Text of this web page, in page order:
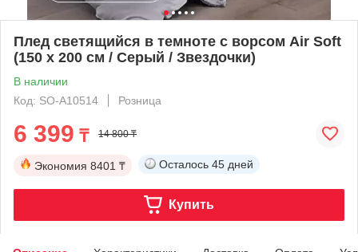
Плед светящийся в темноте с ворсом Air Soft
(150 х 200 см / Серый / Звездочки)
В наличии
Код: SO-A10514
Розница
6 399 ₸ 14 800 ₸
Экономия 8401 ₸ Осталось 45 дней
Купить